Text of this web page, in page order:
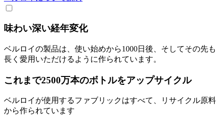
味わい深い経年変化
ベルロイの製品は、使い始めから1000日後、そしてその先も
長く愛用いただけるように作られています。
これまで2500万本のボトルをアップサイクル
ベルロイが使用するファブリックはすべて、リサイクル原料
から作られています